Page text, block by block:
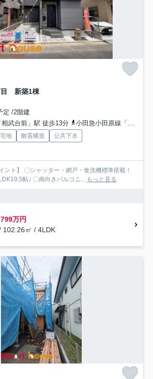
目 新築1棟
定 /2階建
武台前」駅 徒歩13分
小田急小田原線「小田急相模原」駅 徒歩20分
地 耐震構造
公共下水
ント】 〇シャッター・網戸・食洗機標準搭載！
帖♪ 〇南向きバルコニ... もっと見る
万円
102.26㎡ / 4LDK